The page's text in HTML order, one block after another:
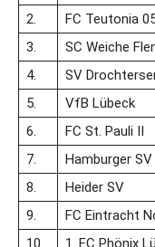
2.
FC Teutonia
3.
SC Weiche
4.
SV
5.
VfB Lübeck
6.
FC St. Pauli II
7.
Hamburger SV
8.
Heider SV
9.
FC Eintracht
10.
1. FC Phönix